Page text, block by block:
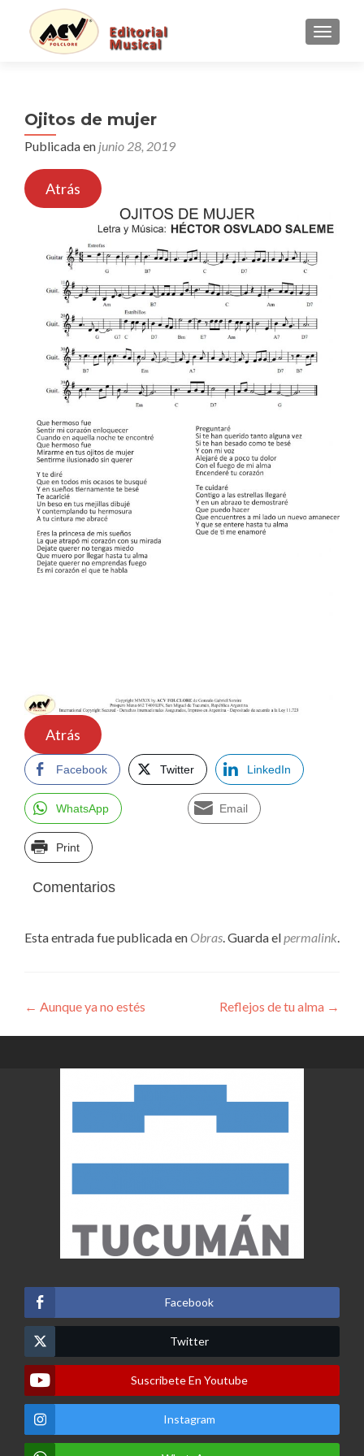
Ojitos de mujer
Publicada en junio 28, 2019
Atrás
Atrás
Facebook Twitter LinkedIn
WhatsApp Email
Print
Comentarios
Esta entrada fue publicada en Obras . Guarda el permalink
Navegación
de
entradas
← Aunque ya no estés Reflejos de tu alma →
Facebook
Twitter
Suscribete En Youtube
Instagram